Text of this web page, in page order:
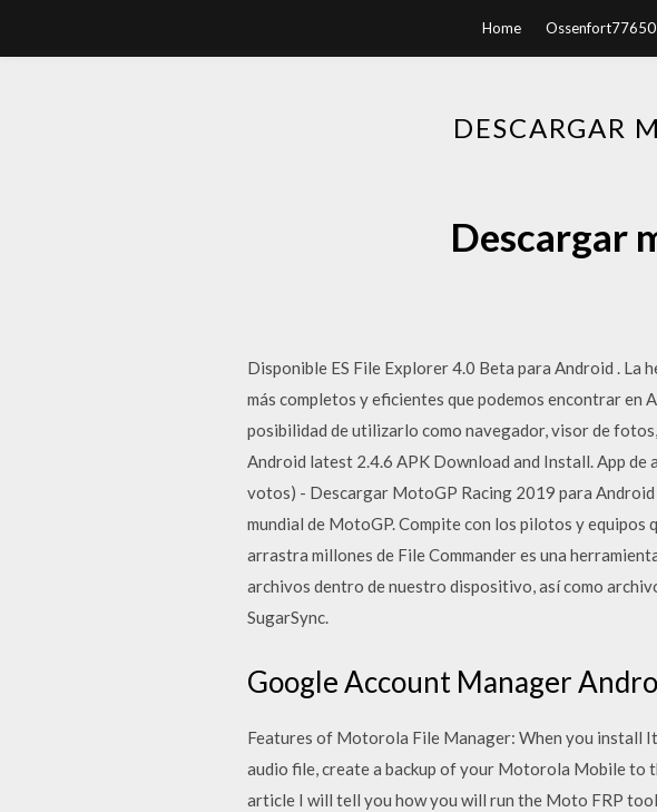
Home Ossenfort77650
DESCARGAR
Descargar
Disponible ES File Explorer 4.0 Beta para Android . La
más completos y eficientes que podemos encontrar
posibilidad de utilizarlo como navegador, visor de
Android latest 2.4.6 APK Download and Install. App
votos) - Descargar MotoGP Racing 2019 para
mundial de MotoGP. Compite con los pilotos y
arrastra millones de File Commander es una
archivos dentro de nuestro dispositivo, así como
SugarSync.
Google Account Manager
Features of Motorola File Manager: When you install
audio file, create a backup of your Motorola Mobile to
article I will tell you how you will run the Moto FRP